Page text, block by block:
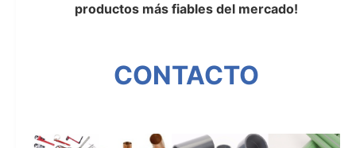
productos más fiables del mercado!
CONTACTO